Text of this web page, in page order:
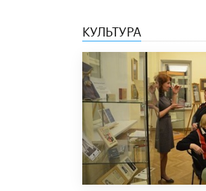
КУЛЬТУРА